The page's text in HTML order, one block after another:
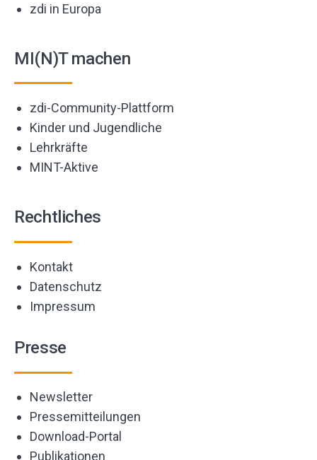
zdi in Europa
MI(N)T machen
zdi-Community-Plattform
Kinder und Jugendliche
Lehrkräfte
MINT-Aktive
Rechtliches
Kontakt
Datenschutz
Impressum
Presse
Newsletter
Pressemitteilungen
Download-Portal
Publikationen